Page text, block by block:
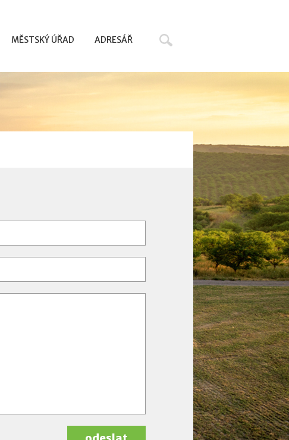
MĚSTSKÝ ÚŘAD ADRESÁŘ